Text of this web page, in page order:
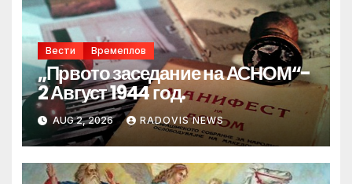
Вести Времеплов
„Првото заседание на АСНОМ“-
2 Август 1944 год.
AUG 2, 2026 RADOVIS NEWS